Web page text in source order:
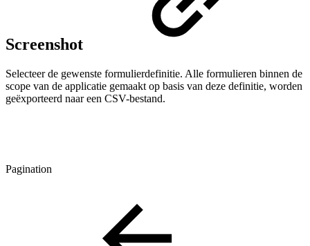
Screenshot
Selecteer de gewenste formulierdefinitie. Alle formulieren binnen de
scope van de applicatie gemaakt op basis van deze definitie, worden
geëxporteerd naar een CSV-bestand.
Pagination